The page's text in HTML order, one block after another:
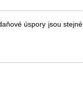
úspory jsou stejné